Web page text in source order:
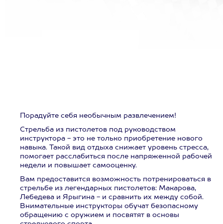
Порадуйте себя необычным развлечением!
Стрельба из пистолетов под руководством
инструктора - это не только приобретение нового
навыка. Такой вид отдыха снижает уровень стресса,
помогает расслабиться после напряженной рабочей
недели и повышает самооценку.
Вам предоставится возможность потренироваться в
стрельбе из легендарных пистолетов: Макарова,
Лебедева и Ярыгина - и сравнить их между собой.
Внимательные инструкторы обучат безопасному
обращению с оружием и посвятят в основы